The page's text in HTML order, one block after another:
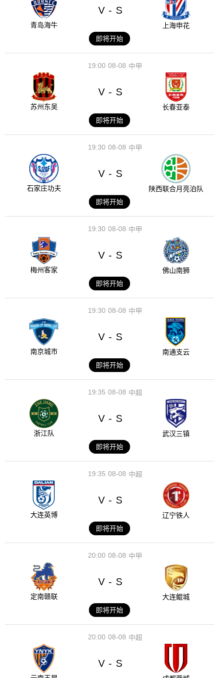
青岛海牛
V - S
上海申花
即将开始
08-08
19:00 中甲
苏州东吴
V - S
长春亚泰
即将开始
08-08
19:30 中甲
石家庄功夫
V - S
陕西联合月亮泊队
即将开始
08-08
19:30 中甲
梅州客家
V - S
佛山南狮
即将开始
08-08
19:30 中甲
南京城市
V - S
南通支云
即将开始
08-08
19:35 中超
浙江队
V - S
武汉三镇
即将开始
08-08
19:35 中超
大连英博
V - S
辽宁铁人
即将开始
08-08
20:00 中甲
定南赣联
V - S
大连鲲城
即将开始
08-08
20:00 中超
V - S